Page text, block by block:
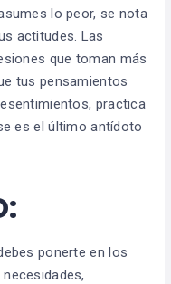
lo peor, se nota
actitudes. Las
que toman más
tus pensamientos
practica
es el último antídoto
ponerte en los